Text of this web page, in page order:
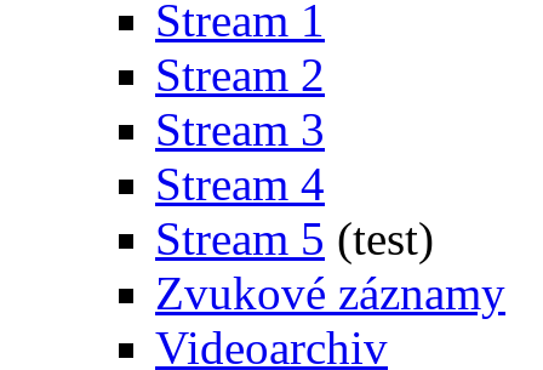
Stream 1
Stream 2
Stream 3
Stream 4
Stream 5 (test)
Zvukové záznamy
Videoarchiv